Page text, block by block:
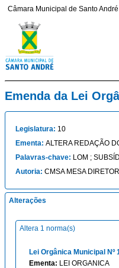
Câmara Municipal de Santo
Emenda da Lei
Legislatura: 10
Ementa: ALTERA REDAÇÃO
Palavras-chave: LOM ;
Autoria: CMSA MESA
Alterações
Altera 1 norma(s)
Lei Orgânica Municipal Nº
Ementa: LEI ORGANICA